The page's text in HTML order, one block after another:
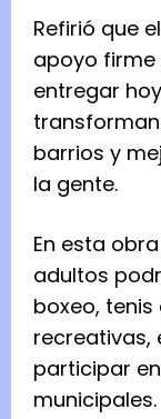
Refirió que
apoyo firme
entregar
barrios y
la gente.
En esta
adultos
boxeo,
recreativas,
participar
municipales.